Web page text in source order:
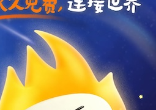
支持
支持 反对 [0]